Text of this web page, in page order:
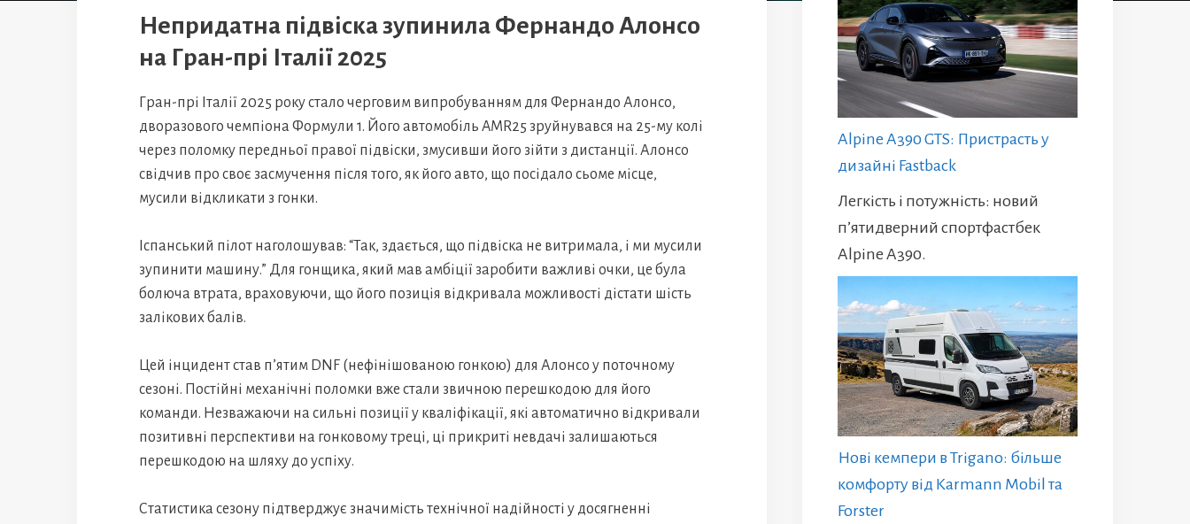
Непридатна підвіска зупинила Фернандо Алонсо
на Гран-прі Італії 2025
Гран-прі Італії 2025 року стало черговим випробуванням для Фернандо Алонсо,
дворазового чемпіона Формули 1. Його автомобіль AMR25 зруйнувався на 25-му колі
через поломку передньої правої підвіски, змусивши його зійти з дистанції. Алонсо
свідчив про своє засмучення після того, як його авто, що посідало сьоме місце,
мусили відкликати з гонки.
Іспанський пілот наголошував: “Так, здається, що підвіска не витримала, і ми мусили
зупинити машину.” Для гонщика, який мав амбіції заробити важливі очки, це була
болюча втрата, враховуючи, що його позиція відкривала можливості дістати шість
залікових балів.
Цей інцидент став п’ятим DNF (нефінішованою гонкою) для Алонсо у поточному
сезоні. Постійні механічні поломки вже стали звичною перешкодою для його
команди. Незважаючи на сильні позиції у кваліфікації, які автоматично відкривали
позитивні перспективи на гонковому треці, ці прикриті невдачі залишаються
перешкодою на шляху до успіху.
Статистика сезону підтверджує значимість технічної надійності у досягненні
Alpine A390 GTS: Пристрасть у
дизайні Fastback
Легкість і потужність: новий
п’ятидверний спортфастбек
Alpine A390.
Нові кемпери в Trigano: більше
комфорту від Karmann Mobil та
Forster